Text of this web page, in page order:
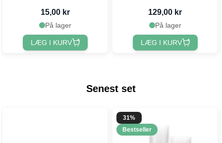
15,00 kr
På lager
LÆG I KURV
129,00 kr
På lager
LÆG I KURV
Senest set
31%
Bestseller